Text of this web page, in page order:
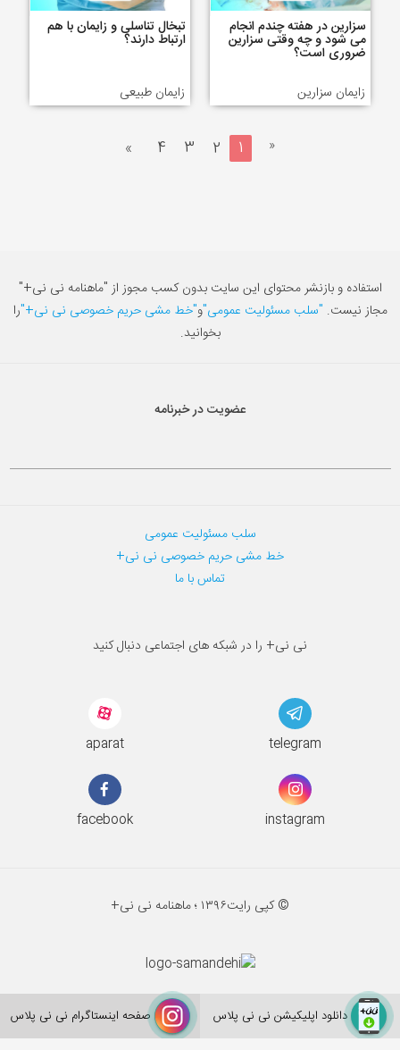
سزارین در هفته چندم انجام
می شود و چه وقتی سزارین
ضروری است؟
زایمان سزارین
تبخال تناسلی و زایمان با هم
ارتباط دارند؟
زایمان طبیعی
«
1
2
3
4
»
استفاده و بازنشر محتوای این سایت بدون کسب مجوز از "ماهنامه نی نی+"
مجاز نیست. "سلب مسئولیت عمومی"و"خط مشی حریم خصوصی نی نی+"را
بخوانید.
عضویت در خبرنامه
سلب مسئولیت عمومی
خط مشی حریم خصوصی نی نی+
تماس با ما
نی نی+ را در شبکه های اجتماعی دنبال کنید
aparat telegram
facebook instagram
© کپی رایت۱۳۹۶ ؛ ماهنامه نی نی+
دانلود اپلیکیشن نی نی پلاس صفحه اینستاگرام نی نی پلاس